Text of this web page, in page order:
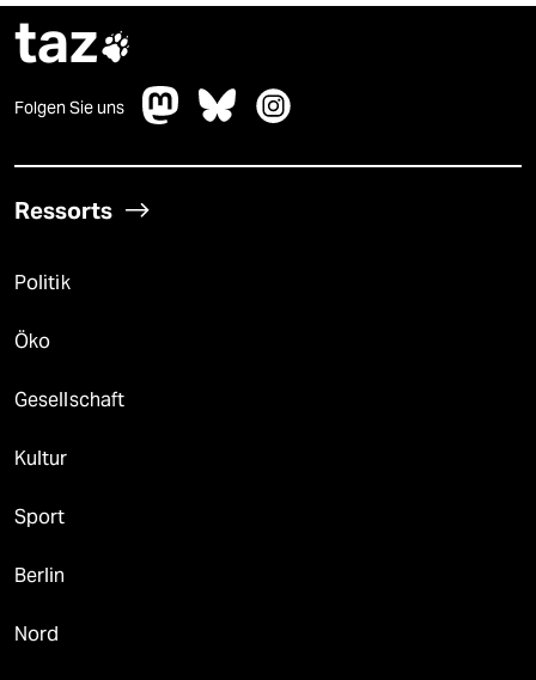
taz
Folgen Sie uns
Ressorts
Politik
Öko
Gesellschaft
Kultur
Sport
Berlin
Nord